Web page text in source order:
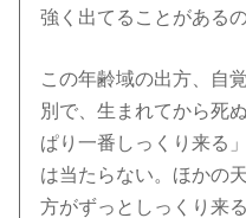
強く出てることがあるの
この年齢域の出方、自
別で、生まれてから死
ぱり一番しっくり来る
は当たらない。ほかの
方がずっとしっくり来